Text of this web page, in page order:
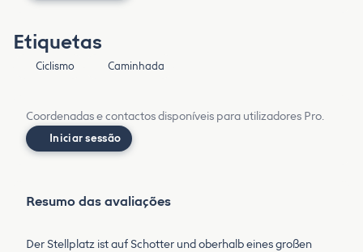
Etiquetas
Ciclismo Caminhada
Coordenadas e contactos disponíveis para utilizadores Pro.
Iniciar sessão
Resumo das avaliações
Der Stellplatz ist auf Schotter und oberhalb eines großen